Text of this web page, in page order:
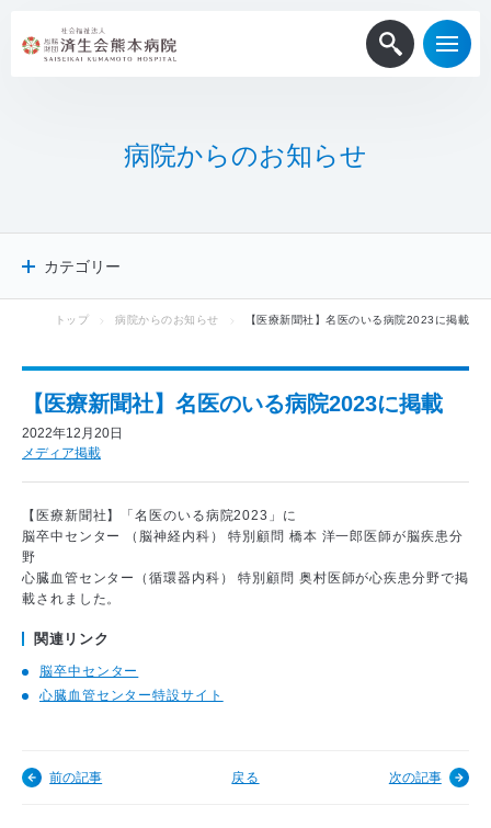
病院からのお知 らせ
カテゴリー
病院からのお知らせ
採用情報
メディア掲載
ニュースリリース
トップ 病院からのお知らせ 【医療新聞社】名医のいる病院2023に掲載
【医療新聞社】名医のいる病院2023に掲載
2022年12月20日
メディア掲載
【医療新聞社】「名医のいる病院2023」に
脳卒中センター （脳神経内科） 特別顧問 橋本 洋一郎医師が脳疾患分
野
心臓血管センター（循環器内科） 特別顧問 奥村医師が心疾患分野で掲
載されました。
関連リンク
脳卒中センター
心臓血管センター特設サイト
前の記事 戻る 次の記事